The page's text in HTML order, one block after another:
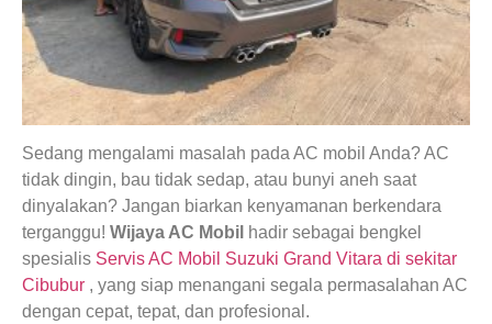
Sedang mengalami masalah pada AC mobil Anda? AC
tidak dingin, bau tidak sedap, atau bunyi aneh saat
dinyalakan? Jangan biarkan kenyamanan berkendara
terganggu! Wijaya AC Mobil hadir sebagai bengkel
spesialis Servis AC Mobil Suzuki Grand Vitara di sekitar
Cibubur , yang siap menangani segala permasalahan AC
dengan cepat, tepat, dan profesional.